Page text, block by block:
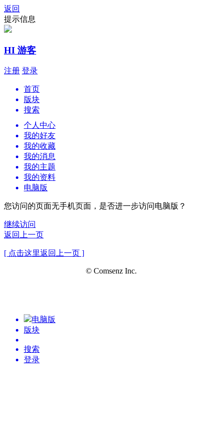
返回
提示信息
HI 游客
注册 登录
首页
版块
搜索
个人中心
我的好友
我的收藏
我的消息
我的主题
我的资料
电脑版
您访问的页面无手机页面，是否进一步访问电脑版？
继续访问
返回上一页
[ 点击这里返回上一页 ]
© Comsenz Inc.
电脑版
版块
搜索
登录